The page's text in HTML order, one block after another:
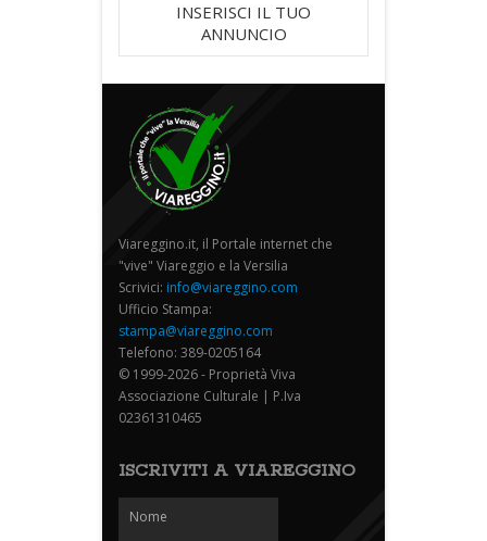
INSERISCI IL TUO
ANNUNCIO
Viareggino.it, il Portale internet che
"vive" Viareggio e la Versilia
Scrivici: info@viareggino.com
Ufficio Stampa:
stampa@viareggino.com
Telefono: 389-0205164
© 1999-2026 - Proprietà Viva
Associazione Culturale | P.Iva
02361310465
ISCRIVITI A VIAREGGINO